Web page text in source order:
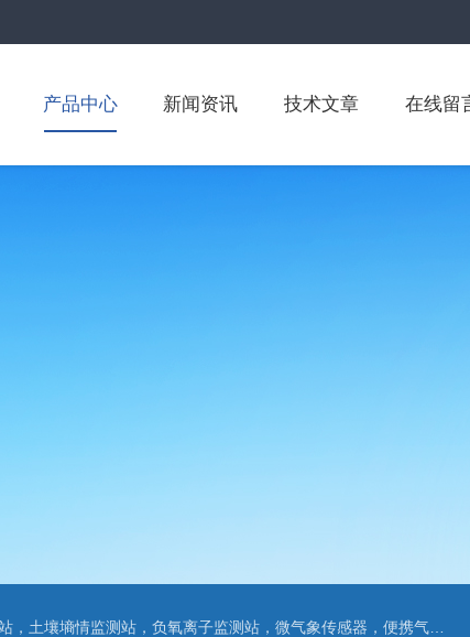
产品中心 新闻资讯 技术文章 在线留
，便携气象站，手持气象站，水位监测站，智慧路灯传感器，智慧农业传感器，非洲猪瘟检测仪，动物疫病检测仪